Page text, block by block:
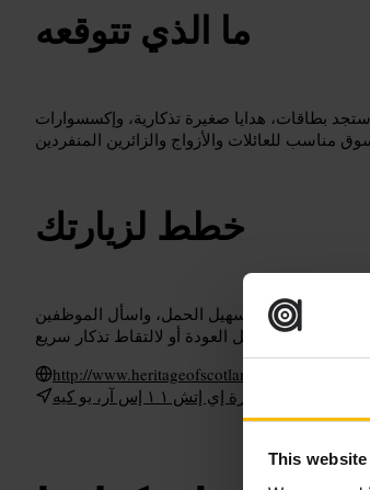
This
ما الذي تتوقعه
بطاقات، هدايا صغيرة تذكارية، وإكسسوارات
خطط لزيارتك
حقيبة صغيرة لتسهيل الحمل، واسأل الموظفين
http://www.heritageofscotland.com/